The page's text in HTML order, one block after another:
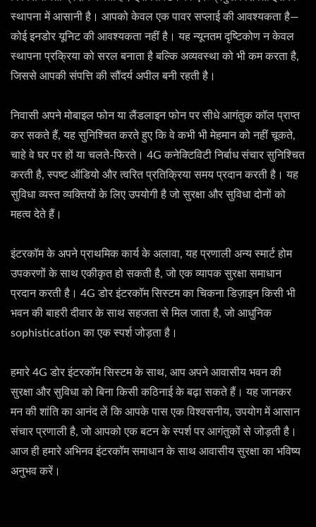
स्थापना में आसानी है। आपको केवल एक पावर सप्लाई की आवश्यकता है—
कोई इनडोर यूनिट की आवश्यकता नहीं है। यह न्यूनतम दृष्टिकोण न केवल
स्थापना प्रक्रिया को सरल बनाता है बल्कि अव्यवस्था को भी कम करता है,
जिससे आपकी संपत्ति की सौंदर्य अपील बनी रहती है।
निवासी अपने मोबाइल फोन या लैंडलाइन फोन पर सीधे आगंतुक कॉल प्राप्त
कर सकते हैं, यह सुनिश्चित करते हुए कि वे कभी भी मेहमान को नहीं चूकते,
चाहे वे घर पर हों या चलते-फिरते। 4G कनेक्टिविटी निर्बाध संचार सुनिश्चित
करती है, स्पष्ट ऑडियो और त्वरित प्रतिक्रिया समय प्रदान करती है। यह
सुविधा व्यस्त व्यक्तियों के लिए उपयोगी है जो सुरक्षा और सुविधा दोनों को
महत्व देते हैं।
इंटरकॉम के अपने प्राथमिक कार्य के अलावा, यह प्रणाली अन्य स्मार्ट होम
उपकरणों के साथ एकीकृत हो सकती है, जो एक व्यापक सुरक्षा समाधान
प्रदान करती है। 4G डोर इंटरकॉम सिस्टम का चिकना डिज़ाइन किसी भी
भवन की बाहरी दीवार के साथ सहजता से मिल जाता है, जो आधुनिक
sophistication का एक स्पर्श जोड़ता है।
हमारे 4G डोर इंटरकॉम सिस्टम के साथ, आप अपने आवासीय भवन की
सुरक्षा और सुविधा को बिना किसी कठिनाई के बढ़ा सकते हैं। यह जानकर
मन की शांति का आनंद लें कि आपके पास एक विश्वसनीय, उपयोग में आसान
संचार प्रणाली है, जो आपको एक बटन के स्पर्श पर आगंतुकों से जोड़ती है।
आज ही हमारे अभिनव इंटरकॉम समाधान के साथ आवासीय सुरक्षा का भविष्य
अनुभव करें।